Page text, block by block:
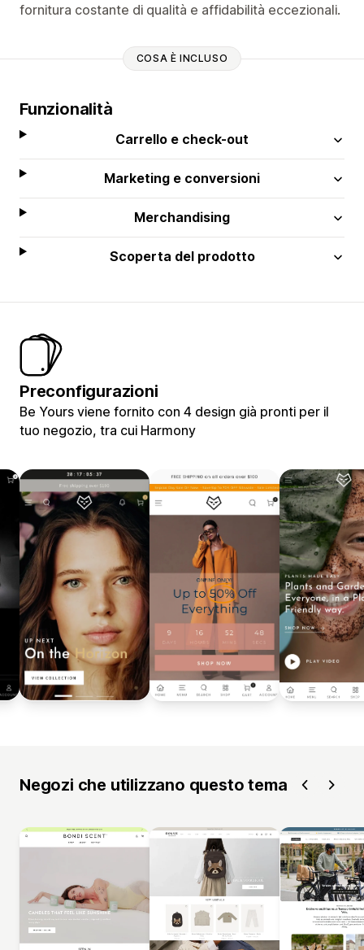
fornitura costante di qualità e affidabilità eccezionali.
COSA È INCLUSO
Funzionalità
Carrello e check-out
Marketing e conversioni
Merchandising
Scoperta del prodotto
Preconfigurazioni
Be Yours viene fornito con 4 design già pronti per il
tuo negozio, tra cui Harmony
Negozi che utilizzano questo tema